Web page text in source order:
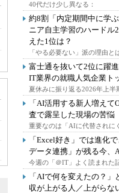
40代だけ少し異なる：
約8割「内定期間中に学
ニア自主学習のハードル
えた1位は？
「やる必要ない」派の理由と
富士通を抜いて2位に躍
IT業界の就職人気企業ト
夏休みに振り返る2026年上半
「AI活用する新人増え
査で露呈した現場の苦悩
重要なのは「AIに代替されに
「Excel好き」では進化
データ連携」が残る今、
今週の「＠IT」よく読まれた
「AIで何を変えたの？
収が上がる人／上がらな